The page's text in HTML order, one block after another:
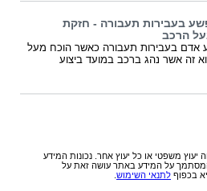
בעבירות תעבורה - חזקת
הרכב
אדם בעבירות תעבורה כאשר הוכח מעל
זה אשר נהג ברכב במועד ביצוע
יעוץ משפטי או כל יעוץ אחר. נכונות המידע
על המידע באתר עושה זאת על
בכפוף לתנאי השימוש